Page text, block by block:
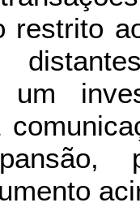
restrito
um